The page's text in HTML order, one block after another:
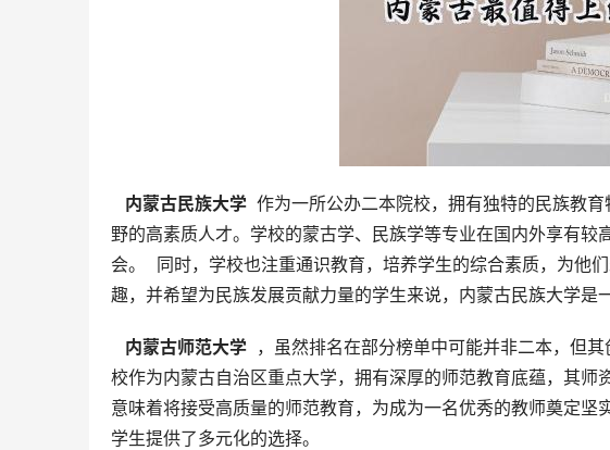
  内蒙古民族大学
作为一所公办二本院校，拥有独特的民族教
野的高素质人才。学校的蒙古学、民族学等专业在国内外享有
会。  同时，学校也注重通识教育，培养学生的综合素质，为他
趣，并希望为民族发展贡献力量的学生来说，内蒙古民族大学是
  内蒙古师范大学
，虽然排名在部分榜单中可能并非二本，但
校作为内蒙古自治区重点大学，拥有深厚的师范教育底蕴，其师
意味着将接受高质量的师范教育，为成为一名优秀的教师奠定
学生提供了多元化的选择。